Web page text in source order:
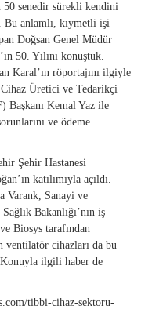
senedir sürekli kendini
anlamlı, kıymetli işi
Doğsan Genel Müdür
50. Yılını konuştuk.
Karal’ın röportajını ilgiyle
Cihaz Üretici ve Tedarikçi
Başkanı Kemal Yaz ile
ve ödeme
Şehir Hastanesi
katılımıyla açıldı.
Varank, Sanayi ve
Bakanlığı’nın iş
Biosys tarafından
cihazları da bu
Konuyla ilgili haber de
tibbi-cihaz-sektoru-